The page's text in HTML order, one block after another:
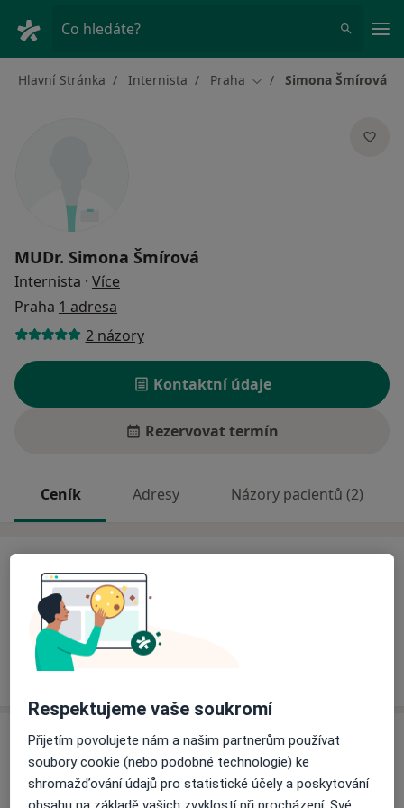
Co hledáte?
Hlavní Stránka Internista Praha Změna města
Simona Šmírová
MUDr. Simona Šmírová
Internista · Více
Praha 1 adresa
2 názory
Kontaktní údaje
Rezervovat termín
Ceník Adresy Názory pacientů (2)
Ceník
Informace o službách a cenách nejsou k dispozici
Tento specialista ještě nepřidával žádné informace o
svých službách.
Adresa
Biomedica ČS, s.r.o.
Sokolovská 100 / 94, Praha186 00
Respektujeme vaše soukromí
Přijetím povolujete nám a našim partnerům používat
soubory cookie (nebo podobné technologie) ke
shromažďování údajů pro statistické účely a poskytování